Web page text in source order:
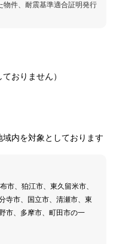
件、耐震基準適合証明発行
おりません）
内を対象としております
市、狛江市、東久留米市、
寺市、国立市、清瀬市、東
市、多摩市、町田市の一